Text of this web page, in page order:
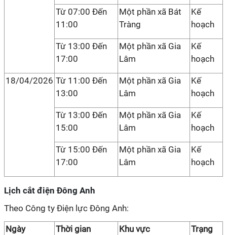
Từ 07:00 Đến
11:00
Một phần xã Bát
Tràng
Kế
hoạch
Từ 13:00 Đến
17:00
Một phần xã Gia
Lâm
Kế
hoạch
18/04/2026 Từ 11:00 Đến
13:00
Một phần xã Gia
Lâm
Kế
hoạch
Từ 13:00 Đến
15:00
Một phần xã Gia
Lâm
Kế
hoạch
Từ 15:00 Đến
17:00
Một phần xã Gia
Lâm
Kế
hoạch
Lịch cắt điện Đông Anh
Theo Công ty Điện lực Đông Anh:
Ngày Thời gian Khu vực
Trạng